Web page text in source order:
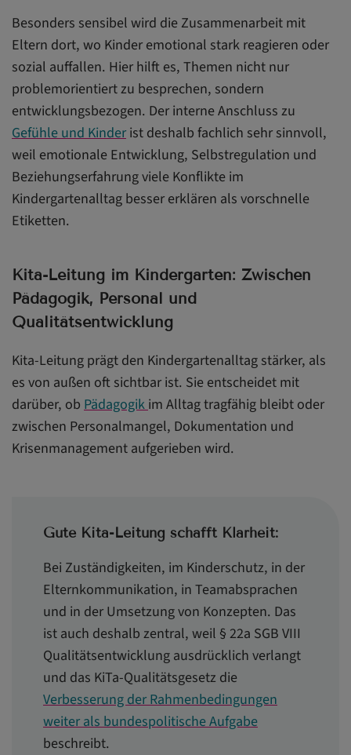
Besonders sensibel wird die Zusammenarbeit mit
Eltern dort, wo Kinder emotional stark reagieren oder
sozial auffallen. Hier hilft es, Themen nicht nur
problemorientiert zu besprechen, sondern
entwicklungsbezogen. Der interne Anschluss zu
Gefühle und Kinderist deshalb fachlich sehr sinnvoll,
weil emotionale Entwicklung, Selbstregulation und
Beziehungserfahrung viele Konflikte im
Kindergartenalltag besser erklären als vorschnelle
Etiketten.
Kita-Leitung im Kindergarten: Zwischen
Pädagogik, Personal und
Qualitätsentwicklung
Kita-Leitung prägt den Kindergartenalltag stärker, als
es von außen oft sichtbar ist. Sie entscheidet mit
darüber, obPädagogikim Alltag tragfähig bleibt oder
zwischen Personalmangel, Dokumentation und
Krisenmanagement aufgerieben wird.
Gute Kita-Leitung schafft Klarheit:
Bei Zuständigkeiten, im Kinderschutz, in der
Elternkommunikation, in Teamabsprachen
und in der Umsetzung von Konzepten. Das
ist auch deshalb zentral, weil § 22a SGB VIII
Qualitätsentwicklung ausdrücklich verlangt
und das KiTa-Qualitätsgesetz die
Verbesserung der Rahmenbedingungen
weiter als bundespolitische Aufgabe
beschreibt.